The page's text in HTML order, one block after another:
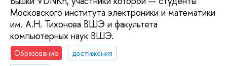
Московского института электроники и математики
им. А.Н. Тихонова ВШЭ и факультета
компьютерных наук ВШЭ.
Образование
достижения